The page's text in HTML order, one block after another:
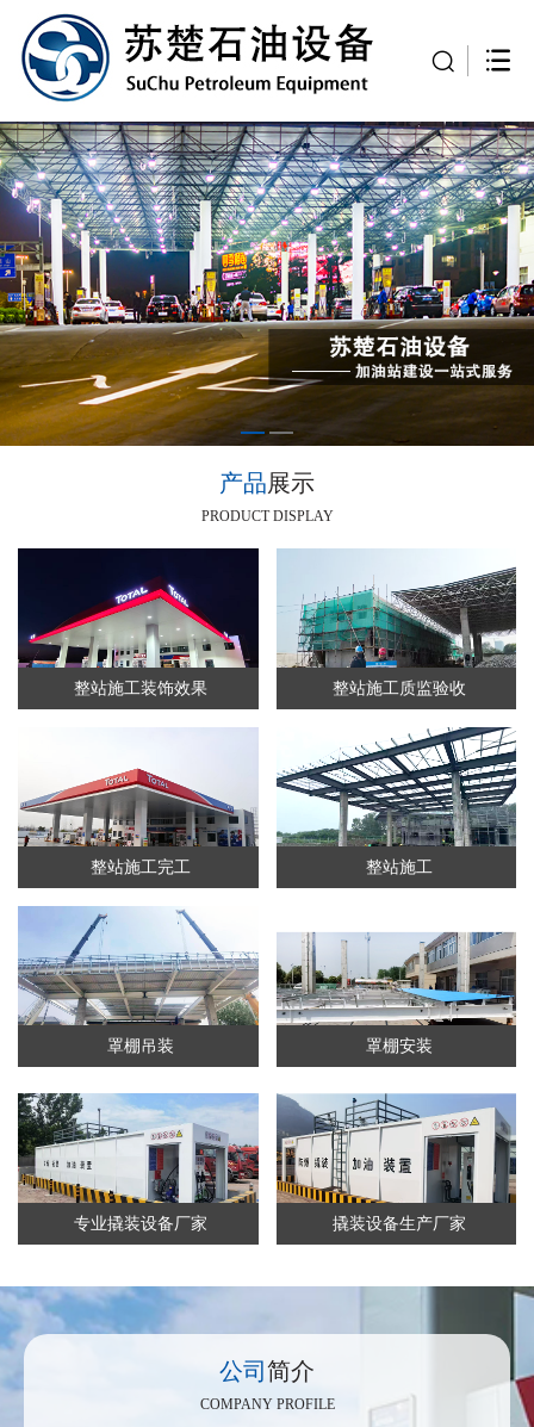
产品展示
PRODUCT DISPLAY
整站施工装饰效果 整站施工质监验收
整站施工完工 整站施工
罩棚吊装 罩棚安装
专业撬装设备厂家 撬装设备生产厂家
公司 简介
COMPANY PROFILE